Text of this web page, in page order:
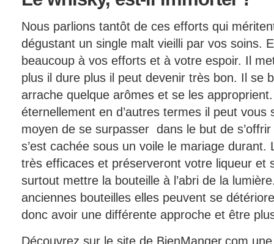
Nous parlions tantôt de ces efforts qui
dégustant un single malt vieilli par vos soins.
beaucoup à vos efforts et à votre espoir. Il
plus il dure plus il peut devenir très bon. Il se
arrache quelque arômes et se les
éternellement en d’autres termes il peut
moyen de se surpasser dans le but de
s’est cachée sous un voile le mariage
très efficaces et préserveront votre liqueur et
surtout mettre la bouteille à l’abri de la
anciennes bouteilles elles peuvent se
donc avoir une différente approche et être
Découvrez sur le site de BienManger.com